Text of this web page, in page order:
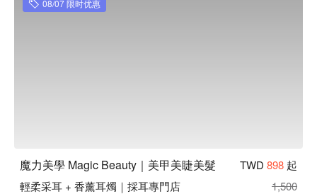
魔力美學 Magic Beauty｜美甲美睫美髮 推薦：時尚、明亮、
08/07 限时优惠
魔力美學 Magic Beauty｜美甲美睫美髮 TWD 898 起
輕柔采耳 + 香薰耳燭｜採耳專門店
1,500